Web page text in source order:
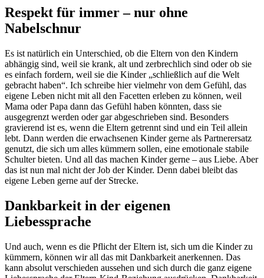
Respekt für immer – nur ohne
Nabelschnur
Es ist natürlich ein Unterschied, ob die Eltern von den Kindern
abhängig sind, weil sie krank, alt und zerbrechlich sind oder ob sie
es einfach fordern, weil sie die Kinder „schließlich auf die Welt
gebracht haben“. Ich schreibe hier vielmehr von dem Gefühl, das
eigene Leben nicht mit all den Facetten erleben zu können, weil
Mama oder Papa dann das Gefühl haben könnten, dass sie
ausgegrenzt werden oder gar abgeschrieben sind. Besonders
gravierend ist es, wenn die Eltern getrennt sind und ein Teil allein
lebt. Dann werden die erwachsenen Kinder gerne als Partnerersatz
genutzt, die sich um alles kümmern sollen, eine emotionale stabile
Schulter bieten. Und all das machen Kinder gerne – aus Liebe. Aber
das ist nun mal nicht der Job der Kinder. Denn dabei bleibt das
eigene Leben gerne auf der Strecke.
Dankbarkeit in der eigenen
Liebessprache
Und auch, wenn es die Pflicht der Eltern ist, sich um die Kinder zu
kümmern, können wir all das mit Dankbarkeit anerkennen. Das
kann absolut verschieden aussehen und sich durch die ganz eigene